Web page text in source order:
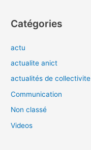
Catégories
actu
actualite anict
actualités de collectivite
Communication
Non classé
Videos